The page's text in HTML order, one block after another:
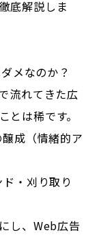
底解説しま
メなのか？
流れてきた広
は稀です。
成（情緒的ア
・刈り取り
し、Web広告